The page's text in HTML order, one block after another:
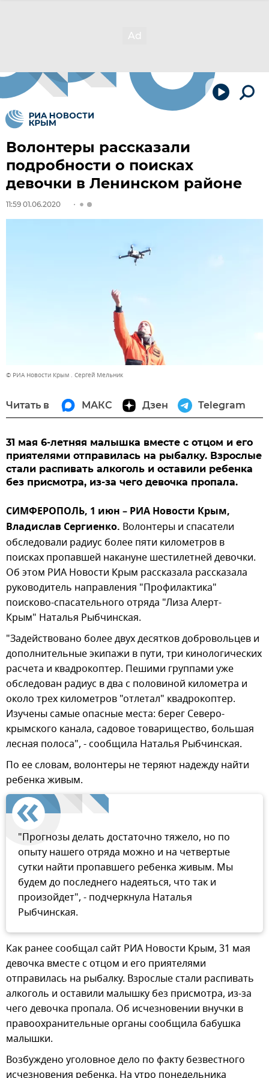
Волонтеры рассказали
подробности о поисках
девочки в Ленинском районе
11:59 01.06.2020
© РИА Новости Крым . Сергей Мельник
Читать в МАКС Дзен Telegram
31 мая 6-летняя малышка вместе с отцом и его
приятелями отправилась на рыбалку. Взрослые
стали распивать алкоголь и оставили ребенка
без присмотра, из-за чего девочка пропала.
СИМФЕРОПОЛЬ, 1 июн – РИА Новости Крым,
Владислав Сергиенко. Волонтеры и спасатели
обследовали радиус более пяти километров в
поисках пропавшей накануне шестилетней девочки.
Об этом РИА Новости Крым рассказала рассказала
руководитель направления "Профилактика"
поисково-спасательного отряда "Лиза Алерт-
Крым" Наталья Рыбчинская.
"Задействовано более двух десятков добровольцев и
дополнительные экипажи в пути, три кинологических
расчета и квадрокоптер. Пешими группами уже
обследован радиус в два с половиной километра и
около трех километров "отлетал" квадрокоптер.
Изучены самые опасные места: берег Северо-
крымского канала, садовое товарищество, большая
лесная полоса", - сообщила Наталья Рыбчинская.
По ее словам, волонтеры не теряют надежду найти
ребенка живым.
"Прогнозы делать достаточно тяжело, но по
опыту нашего отряда можно и на четвертые
сутки найти пропавшего ребенка живым. Мы
будем до последнего надеяться, что так и
произойдет", - подчеркнула Наталья
Рыбчинская.
Как ранее сообщал сайт РИА Новости Крым, 31 мая
девочка вместе с отцом и его приятелями
отправилась на рыбалку. Взрослые стали распивать
алкоголь и оставили малышку без присмотра, из-за
чего девочка пропала. Об исчезновении внучки в
правоохранительные органы сообщила бабушка
малышки.
Возбуждено уголовное дело по факту безвестного
исчезновения ребенка. На утро понедельника